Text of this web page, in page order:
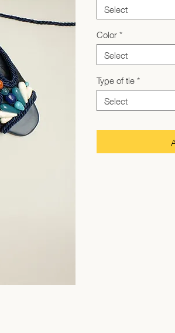
Select
Color*
Select
Type of tie*
Select